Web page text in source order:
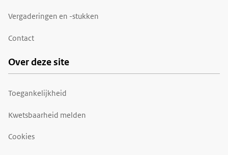
Vergaderingen en -stukken
Contact
Over deze site
Toegankelijkheid
Kwetsbaarheid melden
Cookies